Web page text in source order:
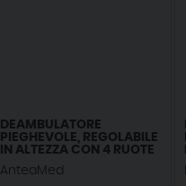
DEAMBULATORE
PIEGHEVOLE, REGOLABILE
IN ALTEZZA CON 4 RUOTE
AnteaMed